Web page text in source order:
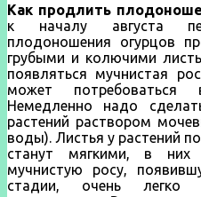
Как продлить
к началу августа
плодоношения огурцов
грубыми и колючими
появляться мучнистая
может
Немедленно надо
растений раствором
воды). Листья у растений
станут мягкими, в них
мучнистую росу,
стадии, очень легко